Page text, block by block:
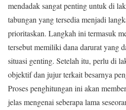
mendadak sangat penting untuk di
tabungan yang tersedia menjadi
prioritaskan. Langkah ini termasuk
tersebut memiliki dana darurat yang
situasi genting. Setelah itu, perlu di
objektif dan jujur terkait besarnya
Proses penghitungan ini akan
jelas mengenai seberapa lama